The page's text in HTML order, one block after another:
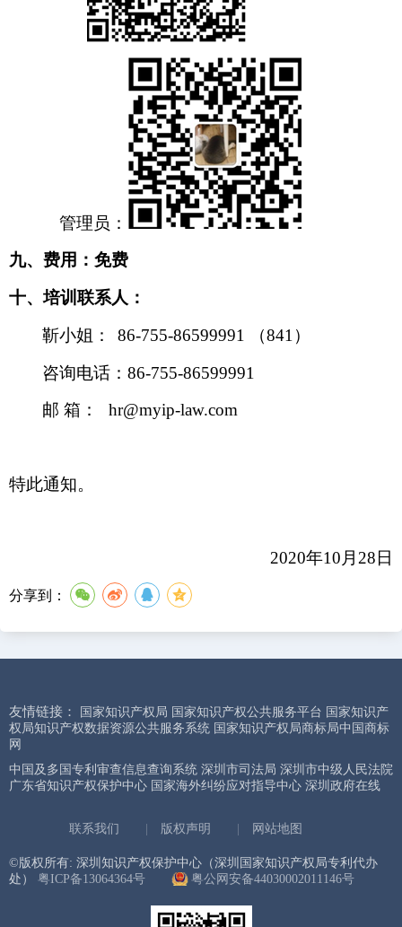
管理员：
九、费用：免费
十、培训联系人：
靳小姐：
86-755-86599991 （841 ）
咨询电话：86-755-86599991
邮 箱： hr@myip-law.com
特此通知。
2020年10 月 28 日
分享到：
友情链接： 国家知识产权局 国家知识产权公共服务平台 国家知识产
权局知识产权数据资源公共服务系统 国家知识产权局商标局中国商标
网
中国及多国专利审查信息查询系统 深圳市司法局 深圳市中级人民法院
广东省知识产权保护中心 国家海外纠纷应对指导中心 深圳政府在线
联系我们 版权声明 网站地图
©版权所有: 深圳知识产权保护中心（深圳国家知识产权局专利代办
处） 粤ICP备13064364号 粤公网安备44030002011146号